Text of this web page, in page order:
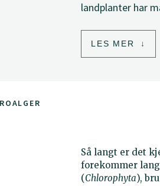
landplanter har
LES MER
Så langt er det
forekommer
(Chlorophyta),